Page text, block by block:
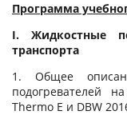
Программа
I. Жидкостные
транспорта
1. Общее
подогревателей
Thermo E и DBW